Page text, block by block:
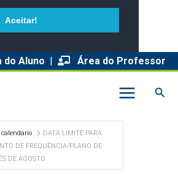
Aceitar!
do Aluno | Área do Professor
calendario
DATA LIMITE PARA
DE FREQUÊNCIA/PLANO DE
DE AGOSTO